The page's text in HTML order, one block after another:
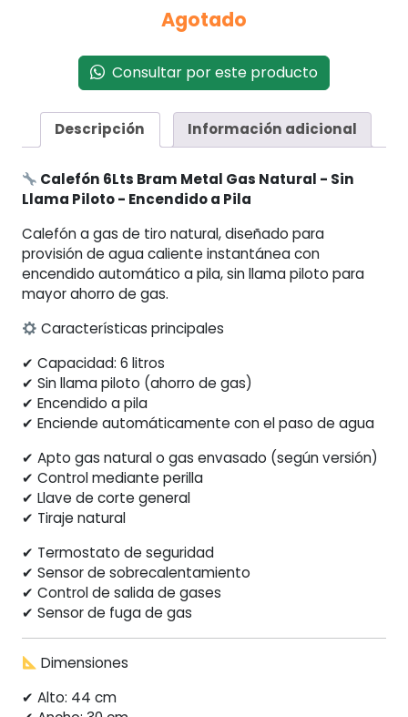
Agotado
Consultar por este producto
Descripción Información adicional
Calefón 6Lts Bram Metal Gas Natural - Sin
Llama Piloto - Encendido a Pila
Calefón a gas de tiro natural, diseñado para
provisión de agua caliente instantánea con
encendido automático a pila, sin llama piloto para
mayor ahorro de gas.
Características principales
✔ Capacidad: 6 litros
✔ Sin llama piloto (ahorro de gas)
✔ Encendido a pila
✔ Enciende automáticamente con el paso de agua
✔ Apto gas natural o gas envasado (según versión)
✔ Control mediante perilla
✔ Llave de corte general
✔ Tiraje natural
✔ Termostato de seguridad
✔ Sensor de sobrecalentamiento
✔ Control de salida de gases
✔ Sensor de fuga de gas
Dimensiones
✔ Alto: 44 cm